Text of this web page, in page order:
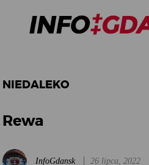
NIEDALEKO
Rewa
InfoGdansk 26 lipca, 2022